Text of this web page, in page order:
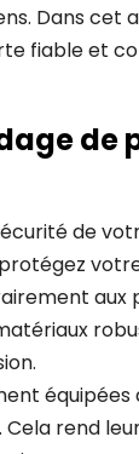
Dans cet
fiable et
de
de
aux
équipées
rend